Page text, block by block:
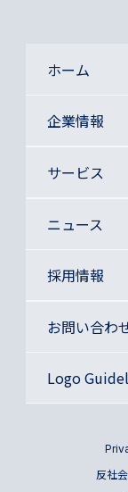
ホーム
企業情報
サービス
ニュース
採用情報
お問い合わ
Logo
反社